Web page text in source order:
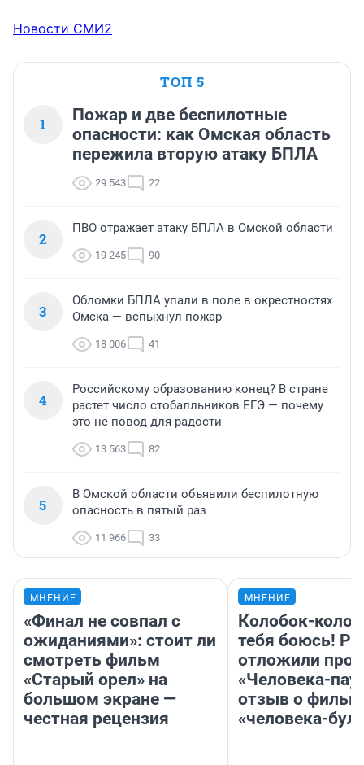
Новости СМИ2
ТОП 5
1
Пожар и две беспилотные
опасности: как Омская область
пережила вторую атаку БПЛА
29 543 22
2
ПВО отражает атаку БПЛА в Омской области
19 245 90
3
Обломки БПЛА упали в поле в окрестностях
Омска — вспыхнул пожар
18 006 41
4
Российскому образованию конец? В стране
растет число стобалльников ЕГЭ — почему
это не повод для радости
13 563 82
5
В Омской области объявили беспилотную
опасность в пятый раз
11 966 33
МНЕНИЕ
«Финал не совпал с
ожиданиями»: стоит ли
смотреть фильм
«Старый орел» на
большом экране —
честная рецензия
МНЕНИЕ
Колобок-
тебя боюсь!
отложили
«Человека-
отзыв о
«человека-